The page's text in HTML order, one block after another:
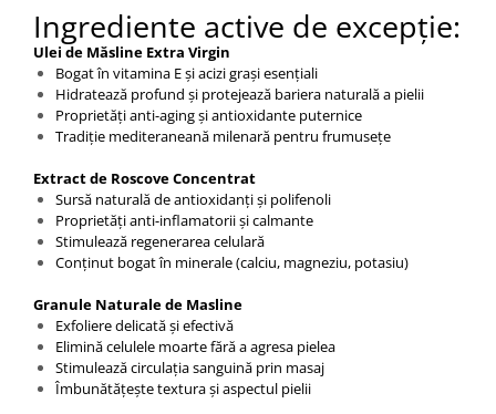
Ingrediente active de excepție:
Ulei de Măsline Extra Virgin
Bogat în vitamina E și acizi grași esențiali
Hidratează profund și protejează bariera naturală a pielii
Proprietăți anti-aging și antioxidante puternice
Tradiție mediteraneană milenară pentru frumusețe
Extract de Roscove Concentrat
Sursă naturală de antioxidanți și polifenoli
Proprietăți anti-inflamatorii și calmante
Stimulează regenerarea celulară
Conținut bogat în minerale (calciu, magneziu, potasiu)
Granule Naturale de Masline
Exfoliere delicată și efectivă
Elimină celulele moarte fără a agresa pielea
Stimulează circulația sanguină prin masaj
Îmbunătățește textura și aspectul pielii